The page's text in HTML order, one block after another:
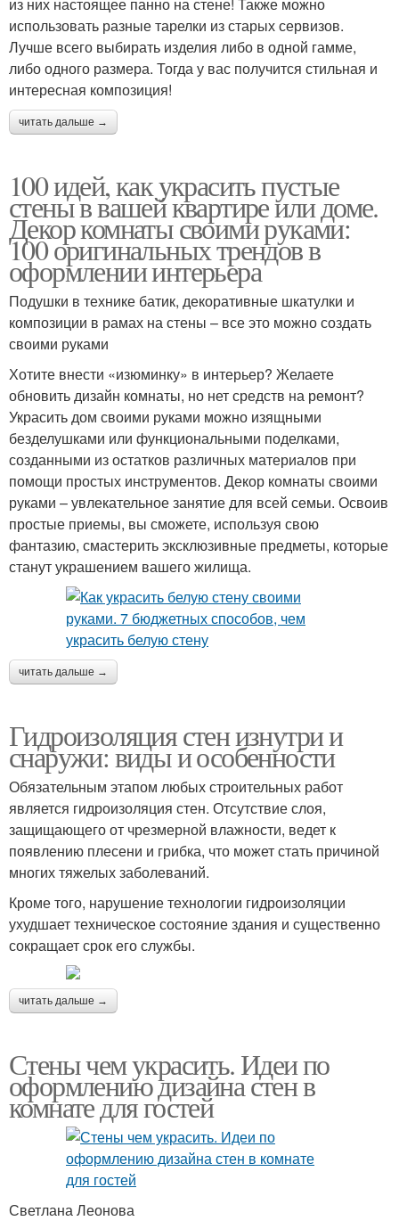
использовать разные тарелки из старых сервизов.
Лучше всего выбирать изделия либо в одной гамме,
либо одного размера. Тогда у вас получится стильная и
интересная композиция!
читать дальше →
100 идей, как украсить пустые
стены в вашей квартире или доме.
Декор комнаты своими руками:
100 оригинальных трендов в
оформлении интерьера
Подушки в технике батик, декоративные шкатулки и
композиции в рамах на стены – все это можно создать
своими руками
Хотите внести «изюминку» в интерьер? Желаете
обновить дизайн комнаты, но нет средств на ремонт?
Украсить дом своими руками можно изящными
безделушками или функциональными поделками,
созданными из остатков различных материалов при
помощи простых инструментов. Декор комнаты своими
руками – увлекательное занятие для всей семьи. Освоив
простые приемы, вы сможете, используя свою
фантазию, смастерить эксклюзивные предметы, которые
станут украшением вашего жилища.
читать дальше →
Гидроизоляция стен изнутри и
снаружи: виды и особенности
Обязательным этапом любых строительных работ
является гидроизоляция стен. Отсутствие слоя,
защищающего от чрезмерной влажности, ведет к
появлению плесени и грибка, что может стать причиной
многих тяжелых заболеваний.
Кроме того, нарушение технологии гидроизоляции
ухудшает техническое состояние здания и существенно
сокращает срок его службы.
читать дальше →
Стены чем украсить. Идеи по
оформлению дизайна стен в
комнате для гостей
Светлана Леонова